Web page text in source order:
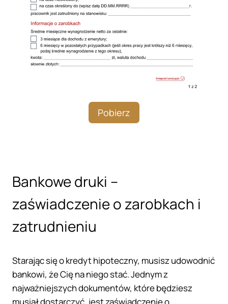
Pobierz
Bankowe druki –
zaświadczenie o zarobkach i
zatrudnieniu
Starając się o kredyt hipoteczny, musisz udowodnić
bankowi, że Cię na niego stać. Jednym z
najważniejszych dokumentów, które będziesz